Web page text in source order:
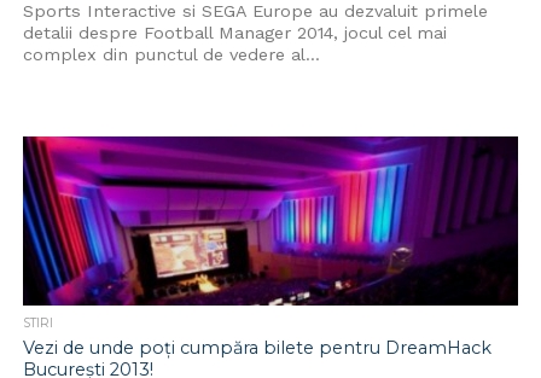
Sports Interactive si SEGA Europe au dezvaluit primele
detalii despre Football Manager 2014, jocul cel mai
complex din punctul de vedere al...
STIRI
Vezi de unde poți cumpăra bilete pentru DreamHack
București 2013!